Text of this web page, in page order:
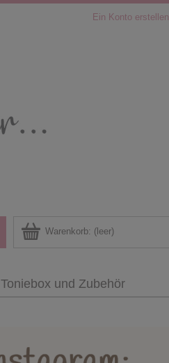
Ein Konto erstellen
Warenkorb: (leer)
Toniebox und Zubehör